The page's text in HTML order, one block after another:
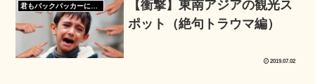
君もバックパッカーになろう
【衝撃】東南アジアの観光ス
ポット（絶句トラウマ編）
2019.07.02